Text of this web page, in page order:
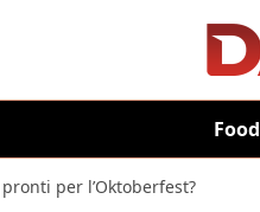
Food
per l’Oktoberfest?